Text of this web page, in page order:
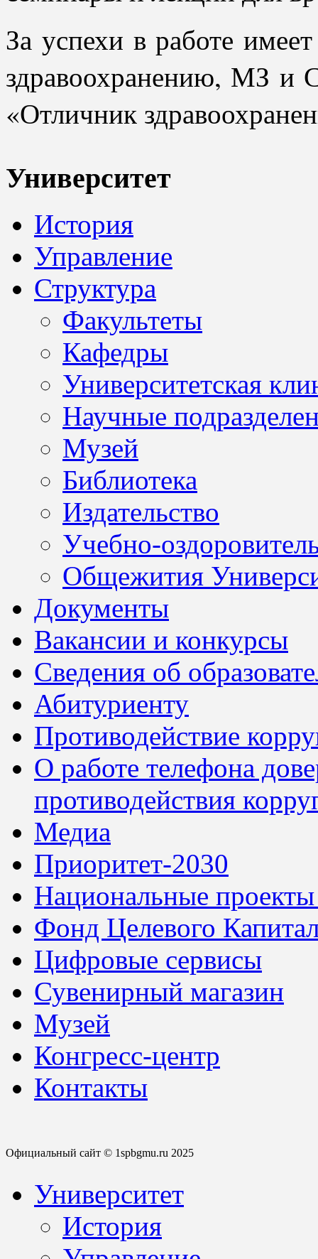
За успехи в работе
здравоохранению, МЗ и
«Отличник
Университет
История
Управление
Структура
Факультеты
Кафедры
Университетская
Научные
Музей
Библиотека
Издательство
Учебно-
Общежития
Документы
Вакансии и конкурсы
Сведения об
Абитуриенту
Противодействие
О работе телефона
противодействия
Медиа
Приоритет-2030
Национальные
Фонд Целевого
Цифровые сервисы
Сувенирный магазин
Музей
Конгресс-центр
Контакты
Официальный сайт © 1spbgmu.ru 2025
Университет
История